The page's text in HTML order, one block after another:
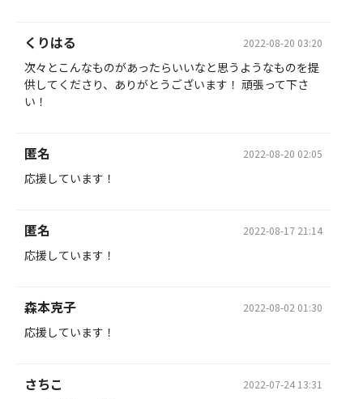
くりはる 2022-08-20 03:20
次々とこんなものがあったらいいなと思うようなものを提
供してくださり、ありがとうございます！ 頑張って下さ
い！
匿名 2022-08-20 02:05
応援しています！
匿名 2022-08-17 21:14
応援しています！
森本克子 2022-08-02 01:30
応援しています！
さちこ 2022-07-24 13:31